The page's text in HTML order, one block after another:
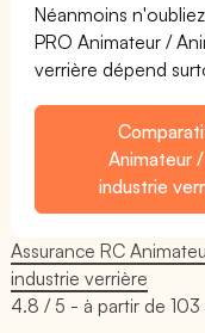
Néanmoins
PRO Animateur /
verrière dépend
Animateur
industrie
Assurance RC
industrie verrière
4.8 / 5 - à partir de103